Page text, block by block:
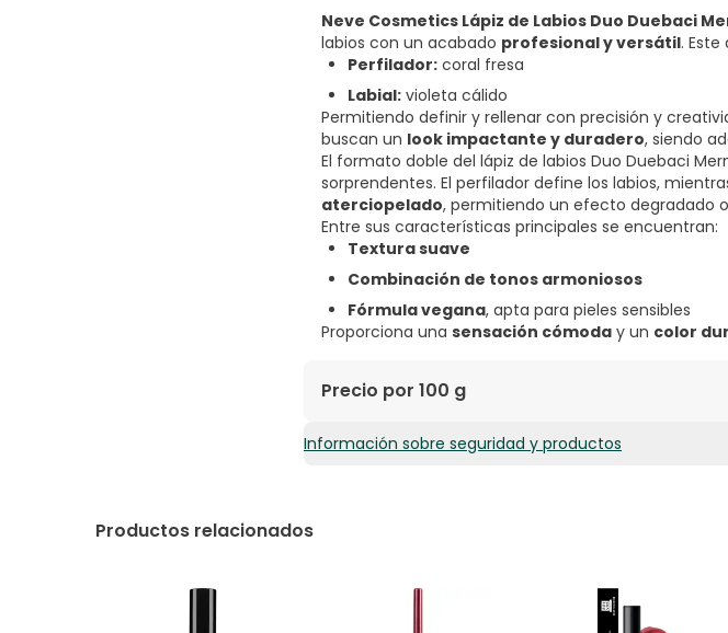
Neve Cosmetics Lápiz de Labios Duo Duebaci
labios con un acabado profesional y versátil.
Perfilador: coral fresa
Labial: violeta cálido
Permitiendo definir y rellenar con precisión y
buscan un look impactante y duradero, siendo
El formato doble del lápiz de labios Duo Duebaci
sorprendentes. El perfilador define los labios,
aterciopelado, permitiendo un efecto degradado
Entre sus características principales se encuentran:
Textura suave
Combinación de tonos armoniosos
Fórmula vegana, apta para pieles sensibles
Proporciona una sensación cómoda y un color
Precio por 100 g
49,95€ / 100 g
Información sobre seguridad y productos
Productos relacionados